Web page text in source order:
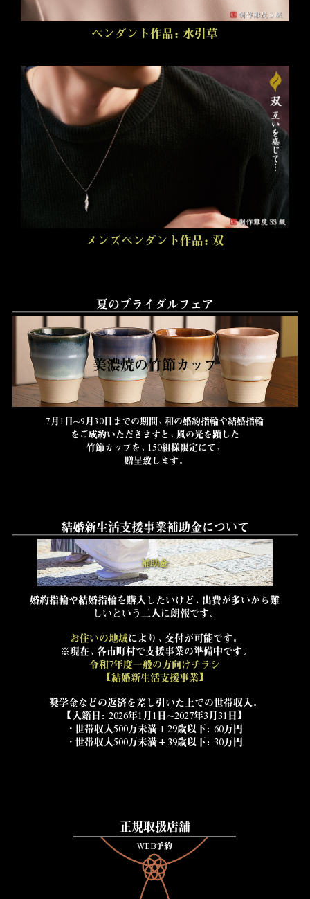
ペンダント作品：水引草
メンズペンダント作品：双
夏のブライダルフェア
美濃焼の竹節カップ
7月1日～9月30日までの期間、和の婚約指輪や結婚指輪
をご成約いただきますと、風の光を顕した
竹節カップを、 150組様限定にて、
贈呈致します。
結婚新生活支援事業補助金について
補助金
婚約指輪や結婚指輪を購入したいけど、出費が多いから難
しいという二人に朗報です。
お住いの地域により、交付が可能です。
※現在、各市町村で支援事業の準備中です。
令和7年度一般の方向けチラシ
【結婚新生活支援事業】
奨学金などの返済を差し引いた上での世帯収入。
【入籍日：2026年1月1日～2027年3月31日】
・世帯収入500万未満+29歳以下：60万円
・世帯収入500万未満+39歳以下：30万円
正規取扱店舗
WEB予約